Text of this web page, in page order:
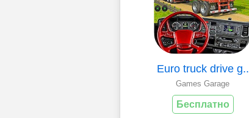
Euro truck drive g..
Games Garage
Бесплатно